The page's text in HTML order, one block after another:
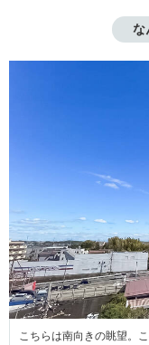
な
こちらは南向きの眺望。